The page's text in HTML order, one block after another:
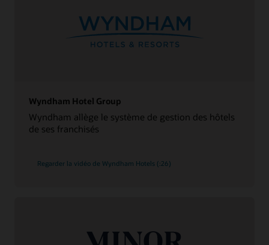
Wyndham Hotel Group
Wyndham allège le système de gestion des hôtels
de ses franchisés
Regarder la vidéo de Wyndham Hotels (:26)